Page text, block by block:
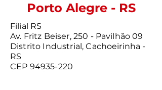
Porto Alegre - RS
Filial RS
Av. Fritz Beiser, 250 - Pavilhão 09
Distrito Industrial, Cachoeirinha -
RS
CEP 94935-220